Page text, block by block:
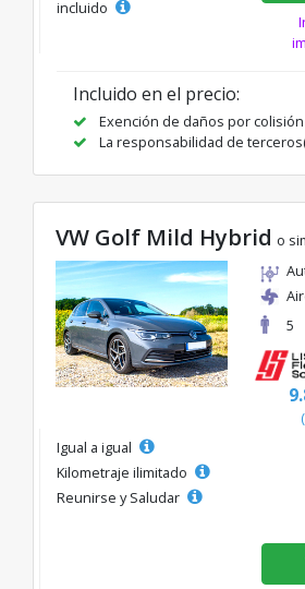
incluido
Incluido en el precio:
Exención de daños por colisión
La responsabilidad de
VW Golf Mild Hybrid o
5
Igual a igual
Kilometraje ilimitado
Reunirse y Saludar